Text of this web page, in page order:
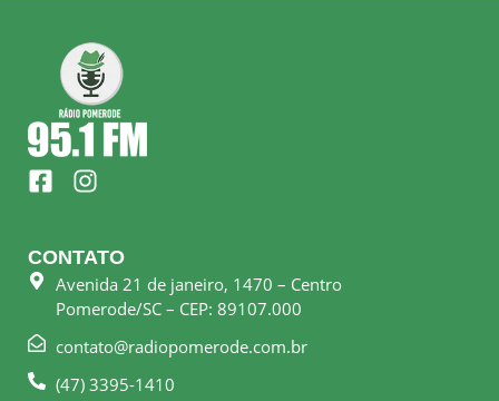
F
a
e
b
o
k
I
n
t
a
g
r
a
m
CONTATO
Avenida 21 de janeiro, 1470 – Centro
Pomerode/SC – CEP: 89107.000
contato@radiopomerode.com.br
(47) 3395-1410